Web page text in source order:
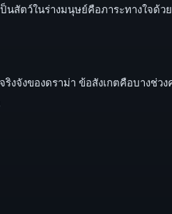
สัตว์ในร่างมนุษย์คือภาระทางใจด้ว
จังของดราม่า ข้อสังเกตคือบางช่วง